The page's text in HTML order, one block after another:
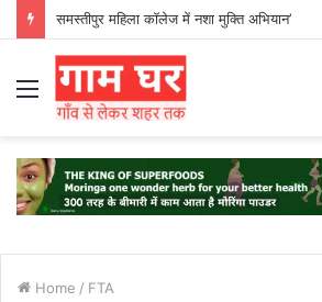
समस्तीपुर महिला कॉलेज में नशा मुक्ति अभियान’
Menu
Home / FTA